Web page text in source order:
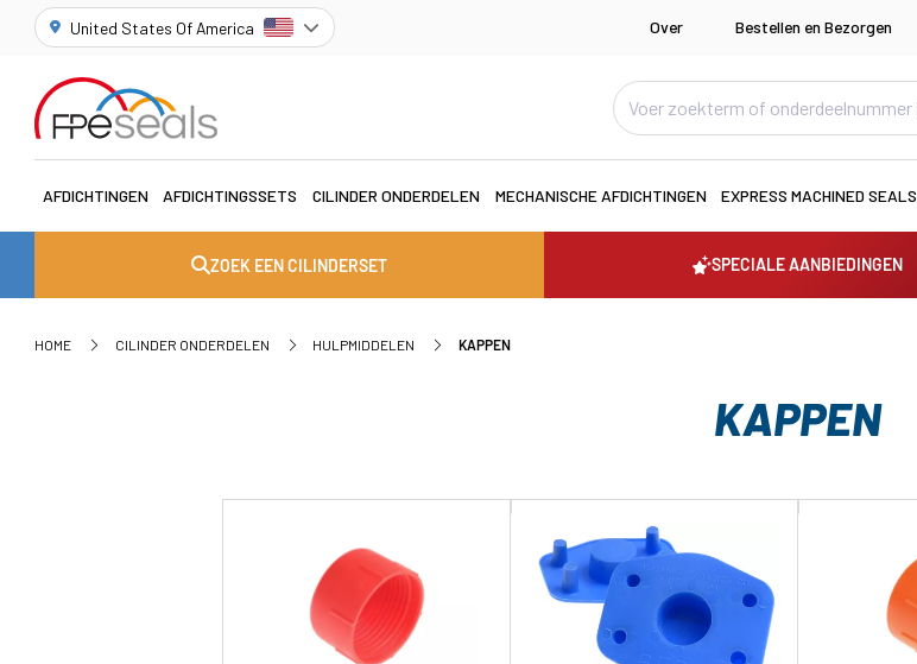
United States Of America Over Bestellen en Bezorgen
AFDICHTINGEN AFDICHTINGSSETS CILINDER ONDERDELEN MECHANISCHE AFDICHTINGEN EXPRESS MACHINED SEALS
ZOEK EEN CILINDERSET SPECIALE AANBIEDINGEN
HOME CILINDER ONDERDELEN HULPMIDDELEN KAPPEN
KAPPEN